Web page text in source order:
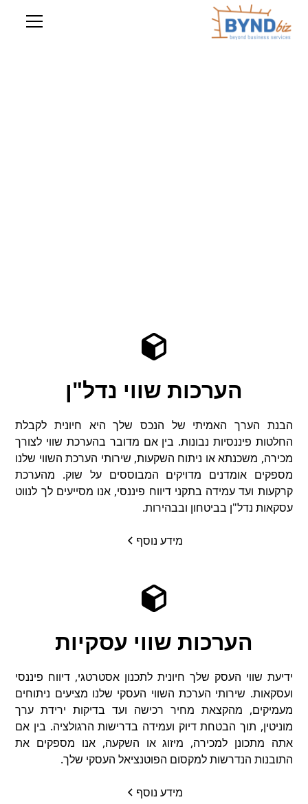
הערכות שווי נדל"ן
הבנת הערך האמיתי של הנכס שלך היא חיונית לקבלת
החלטות פיננסיות נבונות. בין אם מדובר בהערכת שווי לצורך
מכירה, משכנתא או ניתוח השקעות, שירותי הערכת השווי שלנו
מספקים אומדנים מדויקים המבוססים על שוק. מהערכת
קרקעות ועד עמידה בתקני דיווח פיננסי, אנו מסייעים לך לנווט
עסקאות נדל"ן בביטחון ובבהירות.
מידע נוסף
הערכות שווי עסקיות
ידיעת שווי העסק שלך חיונית לתכנון אסטרטגי, דיווח פיננסי
ועסקאות. שירותי הערכת השווי העסקי שלנו מציעים ניתוחים
מעמיקים, מהקצאת מחיר רכישה ועד בדיקות ירידת ערך
מוניטין, תוך הבטחת דיוק ועמידה בדרישות הרגולציה. בין אם
אתה מתכונן למכירה, מיזוג או השקעה, אנו מספקים את
התובנות הנדרשות למקסום הפוטנציאל העסקי שלך.
מידע נוסף